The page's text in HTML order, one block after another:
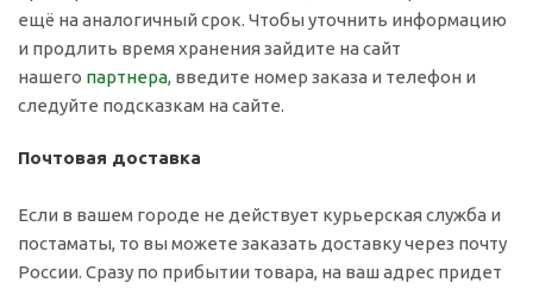
ещё на аналогичный срок. Чтобы уточнить информацию
и продлить время хранения зайдите на сайт
нашего партнера, введите номер заказа и телефон и
следуйте подсказкам на сайте.
Почтовая доставка
Если в вашем городе не действует курьерская служба и
постаматы, то вы можете заказать доставку через почту
России. Сразу по прибытии товара, на ваш адрес придет